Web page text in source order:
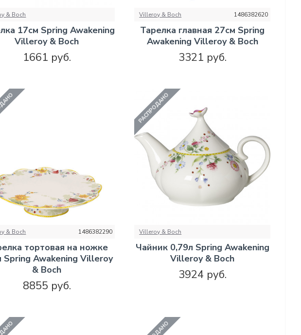
& Boch
17см Spring Awakening
Villeroy & Boch
1661 руб.
Villeroy & Boch 1486382620
Тарелка главная 27см Spring
Awakening Villeroy & Boch
3321 руб.
& Boch 1486382290
тортовая на ножке
Spring Awakening Villeroy
& Boch
8855 руб.
РАСПРОДАНО
Villeroy & Boch
Чайник 0,79л Spring Awakening
Villeroy & Boch
3924 руб.